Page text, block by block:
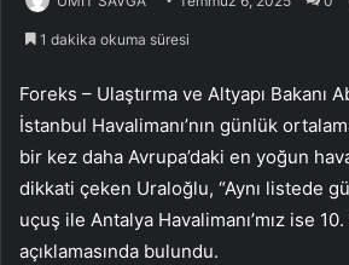
1 dakika okuma süresi
Foreks – Ulaştırma ve Altyapı Bakanı
İstanbul Havalimanı’nın günlük
bir kez daha Avrupa’daki en yoğun
dikkati çeken Uraloğlu, “Aynı listede
uçuş ile Antalya Havalimanı’mız ise 10.
açıklamasında bulundu.